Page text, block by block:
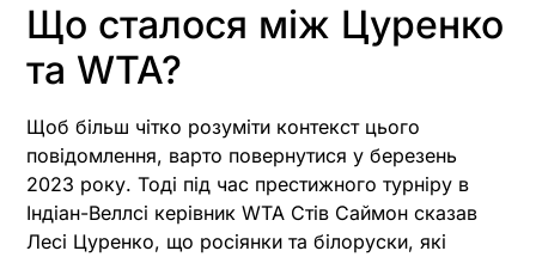
Що сталося між Цуренко
та WTA?
Щоб більш чітко розуміти контекст цього
повідомлення, варто повернутися у березень
2023 року. Тоді під час престижного турніру в
Індіан-Веллсі керівник WTA Стів Саймон сказав
Лесі Цуренко, що росіянки та білоруски, які